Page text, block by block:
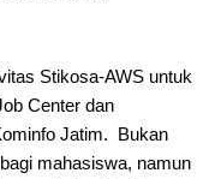
Stikosa-AWS untuk
Center dan
Jatim. Bukan
mahasiswa, namun